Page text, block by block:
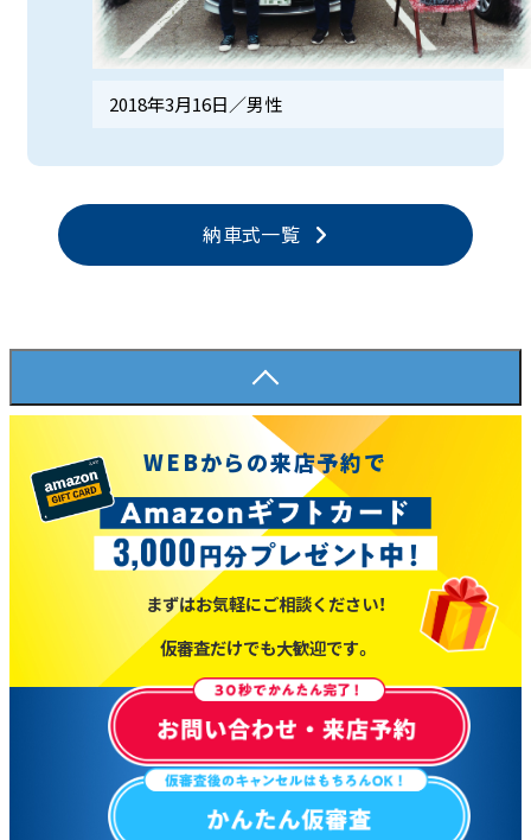
2018年3月16日／男性
納車式一覧
WEBからの来店予約で
まずはお気軽にご相談ください！
仮審査だけでも大歓迎です。